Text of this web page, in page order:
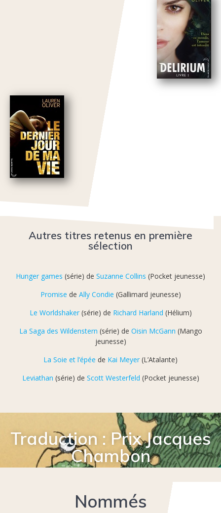
Autres titres retenus en première
sélection
Hunger games (série) de Suzanne Collins (Pocket jeunesse)
Promise de Ally Condie (Gallimard jeunesse)
Le Worldshaker(série) de Richard Harland (Hélium)
La Saga des Wildenstern (série) de Oisin McGann (Mango
jeunesse)
La Soie et l’épée de Kai Meyer (L’Atalante)
Leviathan (série) de Scott Westerfeld (Pocket jeunesse)
Traduction : Prix Jacques
Chambon
Nommés